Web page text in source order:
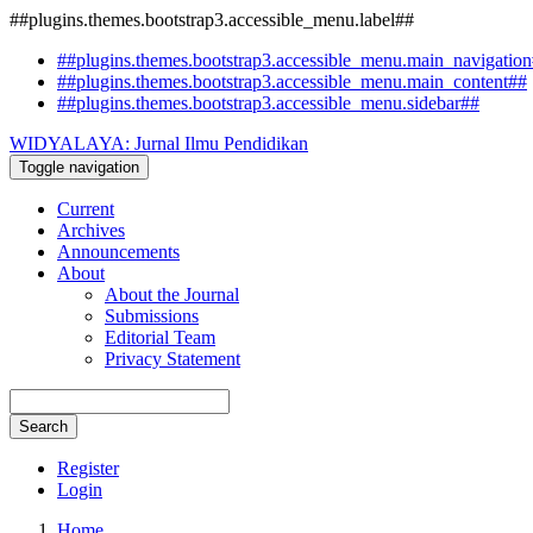
##plugins.themes.bootstrap3.accessible_menu.label##
##plugins.themes.bootstrap3.accessible_menu.main_content##
##plugins.themes.bootstrap3.accessible_menu.sidebar##
WIDYALAYA: Jurnal Ilmu Pendidikan
Toggle navigation
Current
Archives
Announcements
About
About the Journal
Submissions
Editorial Team
Privacy Statement
Search
Register
Login